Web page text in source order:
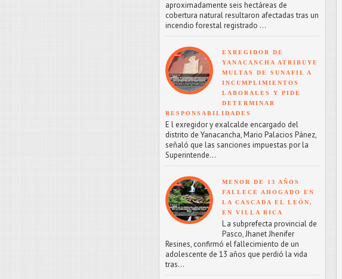
aproximadamente seis hectáreas de
cobertura natural resultaron afectadas tras un
incendio forestal registrado ...
EXREGIDOR DE
YANACANCHA ATRIBUYE
MULTAS DE SUNAFIL A
INCUMPLIMIENTOS
LABORALES Y PIDE
DETERMINAR
RESPONSABILIDADES
E l exregidor y exalcalde encargado del
distrito de Yanacancha, Mario Palacios Pánez,
señaló que las sanciones impuestas por la
Superintende...
MENOR DE 13 AÑOS
FALLECE AHOGADO EN
LA CASCADA EL LEÓN,
EN VILLA RICA
L a subprefecta provincial de
Pasco, Jhanet Jhenifer
Resines, confirmó el fallecimiento de un
adolescente de 13 años que perdió la vida
tras...